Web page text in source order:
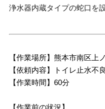
浄水器内蔵タイプの蛇口を
【作業場所】熊本市南区上
【依頼内容】トイレ止水不良
【作業時間】60分
【作業前の状況】